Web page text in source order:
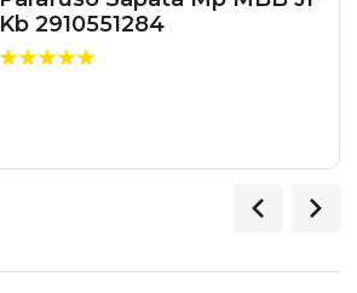
Kb 2910551284